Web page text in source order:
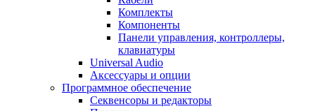
Комплекты
Компоненты
Панели управления, контроллеры,
клавиатуры
Universal Audio
Аксессуары и опции
Программное обеспечение
Cеквенсоры и редакторы